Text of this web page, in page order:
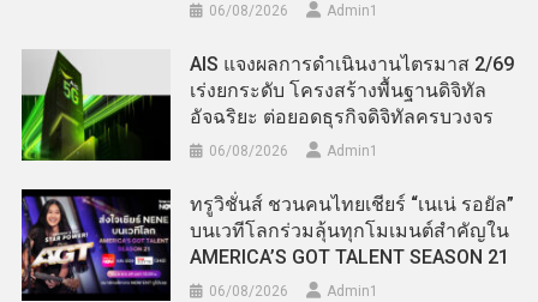
06/08/2026 Admin​1
AIS แจงผลการดำเนินงานไตรมาส 2/69
เร่งยกระดับ โครงสร้างพื้นฐานดิจิทัล
อัจฉริยะ ต่อยอดธุรกิจดิจิทัลครบวงจร
06/08/2026 Admin​1
ทรูวิชั่นส์ ชวนคนไทยเชียร์ “เนเน่ รอยัล”
บนเวทีโลกร่วมลุ้นทุกโมเมนต์สำคัญใน
AMERICA’S GOT TALENT SEASON 21
06/08/2026 Admin​1